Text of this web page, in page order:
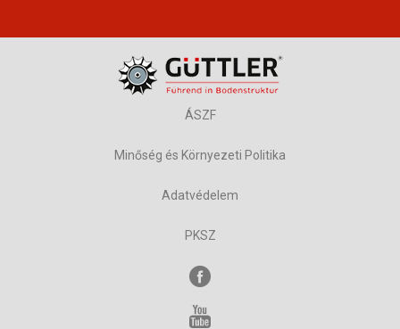
ÁSZF
Minőség és Környezeti Politika
Adatvédelem
PKSZ